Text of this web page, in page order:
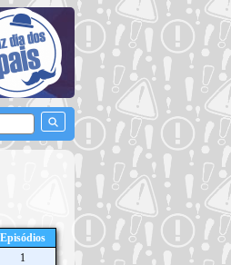
Episódios
1